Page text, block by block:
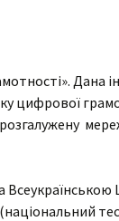
Дана
цифрової